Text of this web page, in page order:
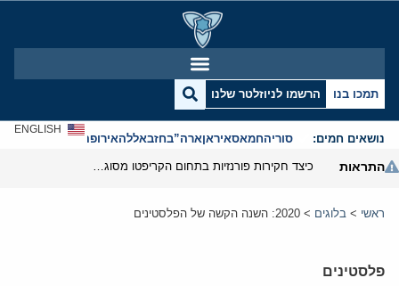
תמכו בנו הרשמו לניוזלטר שלנו
נושאים חמים: סוריהחמאסאיראןארה”בחזבאללהאירופהאנטישמיות
ENGLISH
התראות
ראשי > בלוגים > 2020: השנה הקשה של הפלסטינים
פלסטינים